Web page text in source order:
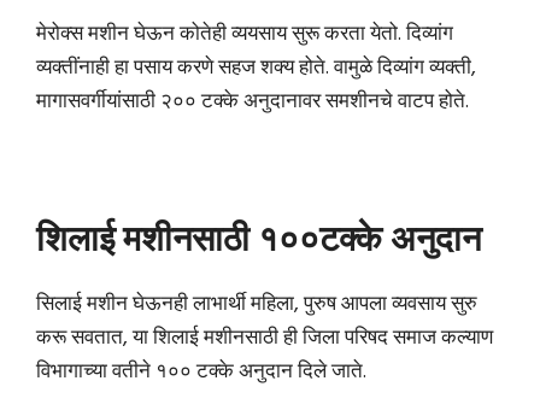
मेरोक्स मशीन घेऊन कोतेही व्ययसाय सुरू करता येतो. दिव्यांग
व्यक्तींनाही हा पसाय करणे सहज शक्य होते. वामुळे दिव्यांग व्यक्ती,
मागासवर्गीयांसाठी २०० टक्के अनुदानावर समशीनचे वाटप होते.
शिलाई मशीनसाठी १००टक्के अनुदान
सिलाई मशीन घेऊनही लाभार्थी महिला, पुरुष आपला व्यवसाय सुरु
करू सवतात, या शिलाई मशीनसाठी ही जिला परिषद समाज कल्याण
विभागाच्या वतीने १०० टक्के अनुदान दिले जाते.